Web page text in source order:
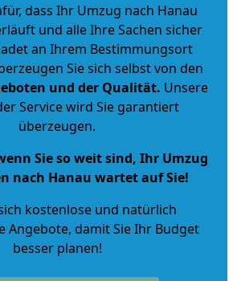
dass Ihr Umzug nach Hanau
und alle Ihre Sachen sicher
an Ihrem Bestimmungsort
Sie sich selbst von den
und der Qualität. Unsere
Service wird Sie garantiert
überzeugen.
Sie so weit sind, Ihr Umzug
nach Hanau wartet auf Sie!
kostenlose und natürlich
Angebote, damit Sie Ihr Budget
besser planen!